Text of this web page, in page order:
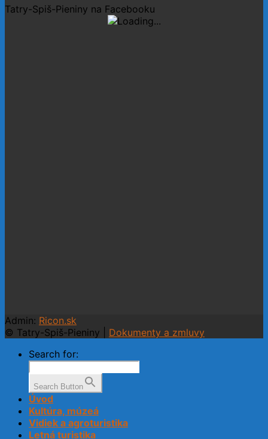
Tatry-Spiš-Pieniny na Facebooku
Admin: Ricon.sk
© Tatry-Spiš-Pieniny | Dokumenty a zmluvy
Search for:
Search Button
Úvod
Kultúra, múzeá
Vidiek a agroturistika
Letná turistika